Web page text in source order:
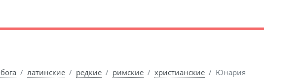
бога латинские редкие римские христианские Юнария